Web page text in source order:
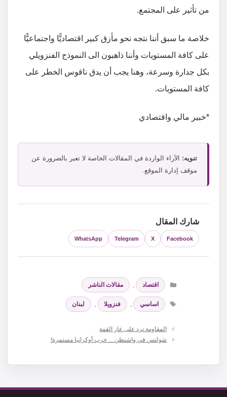
من تأثير على المجتمع.
خلاصة ما سبق أننا نتجه نحو مأزق كبير اقتصاديًّا واجتماعيًّا
على كافة المستويات وأننا ذاهبون الى النموذج الفنزويلي
بكل جدارة وسرعة، وهنا يجب أن يدق ناقوس الخطر على
كافة المستويات.
*خبير مالي واقتصادي
تنويه: الآراء الواردة في المقالات الخاصة لا تعبر بالضرورة عن
موقف إدارة الموقع.
شارك المقال
Facebook
X
Telegram
WhatsApp
التصنيفات
اقتصاد ,
مقالات الناشر
الوسوم
اساسي , فنزويلا , لبنان
المقاومة ترد على عار القمة
شولتس في واشنطن… حرب أوكرانيا مستمرة!